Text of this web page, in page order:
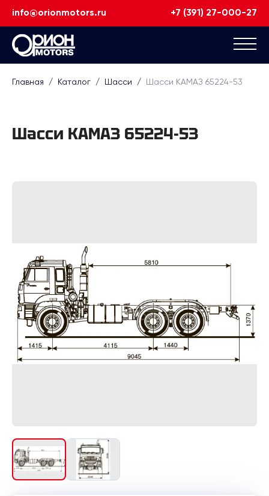
info@orionmotors.ru +7 (391) 27-000-27
Главная / Каталог / Шасси / Шасси КАМАЗ 65224-53
Шасси КАМАЗ 65224-53